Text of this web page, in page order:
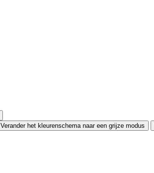
Verander het kleurenschema naar een grijze modus